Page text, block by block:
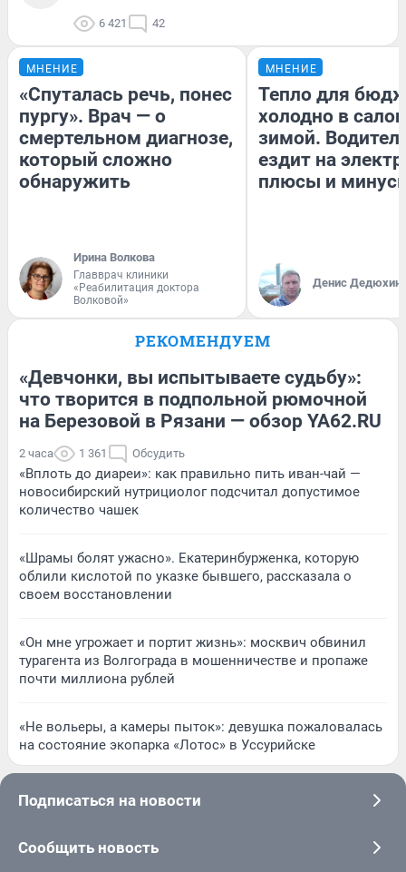
6 421 42
МНЕНИЕ
«Спуталась речь, понес
пургу». Врач — о
смертельном диагнозе,
который сложно
обнаружить
Ирина Волкова
Главврач клиники
«Реабилитация доктора
Волковой»
МНЕНИЕ
Тепло для
холодно в
зимой.
ездит на
плюсы и
Денис Дедюхин
РЕКОМЕНДУЕМ
«Девчонки, вы испытываете судьбу»:
что творится в подпольной рюмочной
на Березовой в Рязани — обзор YA62.RU
2 часа 1 361 Обсудить
«Вплоть до диареи»: как правильно пить иван-чай —
новосибирский нутрициолог подсчитал допустимое
количество чашек
«Шрамы болят ужасно». Екатеринбурженка, которую
облили кислотой по указке бывшего, рассказала о
своем восстановлении
«Он мне угрожает и портит жизнь»: москвич обвинил
турагента из Волгограда в мошенничестве и пропаже
почти миллиона рублей
«Не вольеры, а камеры пыток»: девушка пожаловалась
на состояние экопарка «Лотос» в Уссурийске
Подписаться на новости
Сообщить новость